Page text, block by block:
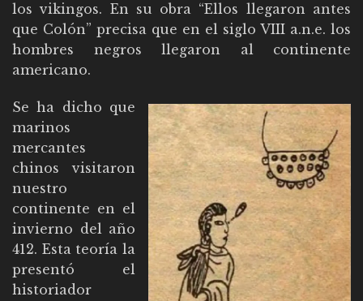
los vikingos. En su obra “Ellos llegaron antes
que Colón” precisa que en el siglo VIII a.n.e. los
hombres negros llegaron al continente
americano.
Se ha dicho que
marinos
mercantes
chinos visitaron
nuestro
continente en el
invierno del año
412. Esta teoría la
presentó el
historiador